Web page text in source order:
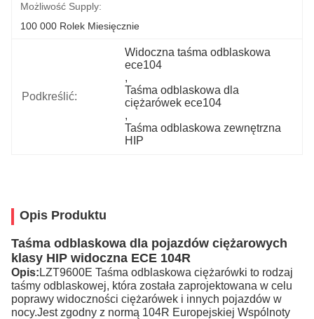
Możliwość Supply:
100 000 Rolek Miesięcznie
Podkreślić:
Widoczna taśma odblaskowa
ece104
,
Taśma odblaskowa dla
ciężarówek ece104
,
Taśma odblaskowa zewnętrzna
HIP
Opis Produktu
Taśma odblaskowa dla pojazdów ciężarowych
klasy HIP widoczna ECE 104R
Opis: LZT9600E Taśma odblaskowa ciężarówki to rodzaj
taśmy odblaskowej, która została zaprojektowana w celu
poprawy widoczności ciężarówek i innych pojazdów w
nocy.Jest zgodny z normą 104R Europejskiej Wspólnoty